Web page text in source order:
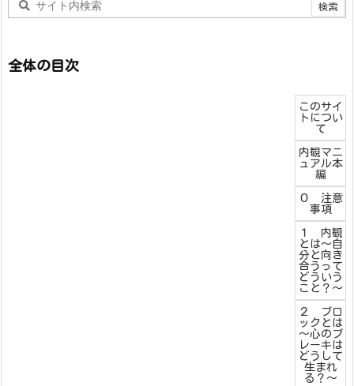
全体の目次
このサイ
トについ
て
内観マニ
ュアル本
編
０ 注意
事項
１ 内観
とは～自
分と向き
合うって
どういう
こと？～
２ ブロ
ックとは
～心のブ
レーキは
どうして
生まれ
る？～